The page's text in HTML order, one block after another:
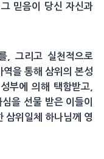
믿음이 당신 자신과
, 그리고 실천적으로
을 통해 삼위의 본성
부에 의해 택함받고,
을 선물 받은 이들이
삼위일체 하나님께 영